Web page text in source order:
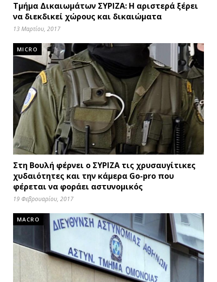
Τμήμα Δικαιωμάτων ΣΥΡΙΖΑ: Η αριστερά ξέρει
να διεκδικεί χώρους και δικαιώματα
13 Μαρτίου, 2017
MICRO
Στη Βουλή φέρνει ο ΣΥΡΙΖΑ τις χρυσαυγίτικες
χυδαιότητες και την κάμερα Go-pro που
φέρεται να φοράει αστυνομικός
19 Φεβρουαρίου, 2017
MACRO